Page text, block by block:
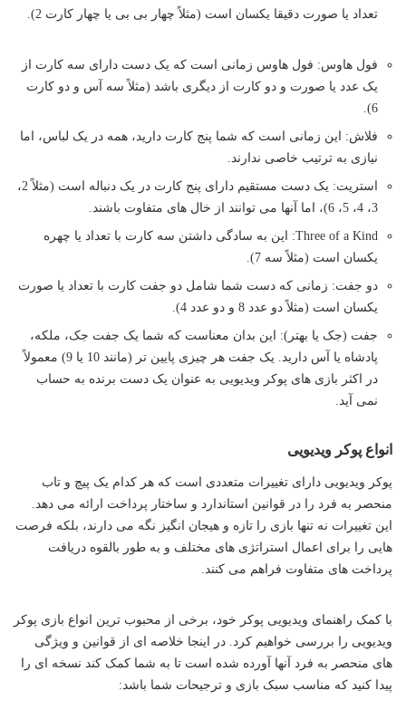
تعداد یا صورت دقیقا یکسان است (مثلاً چهار بی بی یا چهار کارت 2).
فول هاوس: فول هاوس زمانی است که یک دست دارای سه کارت از
یک عدد یا صورت و دو کارت از دیگری باشد (مثلاً سه آس و دو کارت
6).
فلاش: این زمانی است که شما پنج کارت دارید، همه در یک لباس، اما
نیازی به ترتیب خاصی ندارند.
استریت: یک دست مستقیم دارای پنج کارت در یک دنباله است (مثلاً 2،
3، 4، 5، 6)، اما آنها می توانند از خال های متفاوت باشند.
Three of a Kind: این به سادگی داشتن سه کارت با تعداد یا چهره
یکسان است (مثلاً سه 7).
دو جفت: زمانی که دست شما شامل دو جفت کارت با تعداد یا صورت
یکسان است (مثلاً دو عدد 8 و دو عدد 4).
جفت (جک یا بهتر): این بدان معناست که شما یک جفت جک، ملکه،
پادشاه یا آس دارید. یک جفت هر چیزی پایین تر (مانند 10 یا 9) معمولاً
در اکثر بازی های پوکر ویدیویی به عنوان یک دست برنده به حساب
نمی آید.
انواع پوکر ویدیویی
پوکر ویدیویی دارای تغییرات متعددی است که هر کدام یک پیچ و تاب
منحصر به فرد را در قوانین استاندارد و ساختار پرداخت ارائه می دهد.
این تغییرات نه تنها بازی را تازه و هیجان انگیز نگه می دارند، بلکه فرصت
هایی را برای اعمال استراتژی های مختلف و به طور بالقوه دریافت
پرداخت های متفاوت فراهم می کنند.
با کمک راهنمای ویدیویی پوکر خود، برخی از محبوب ترین انواع بازی پوکر
ویدیویی را بررسی خواهیم کرد. در اینجا خلاصه ای از قوانین و ویژگی
های منحصر به فرد آنها آورده شده است تا به شما کمک کند نسخه ای را
پیدا کنید که مناسب سبک بازی و ترجیحات شما باشد: